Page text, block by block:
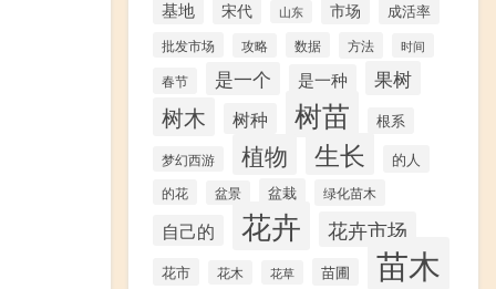
基地
宋代 山东 市场 成活率
批发市场 攻略 数据 方法 时间
春节 是一个 是一种 果树
树木 树种 树苗 根系
梦幻西游 植物 生长 的人
的花 盆景 盆栽 绿化苗木
自己的 花卉 花卉市场
花市 花木 花草 苗圃 苗木